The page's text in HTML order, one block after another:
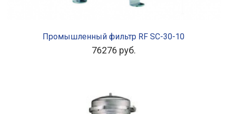
Промышленный фильтр RF SC-30-10
76276 руб.